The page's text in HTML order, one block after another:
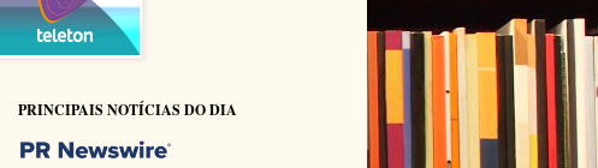
PRINCIPAIS NOTÍCIAS DO DIA